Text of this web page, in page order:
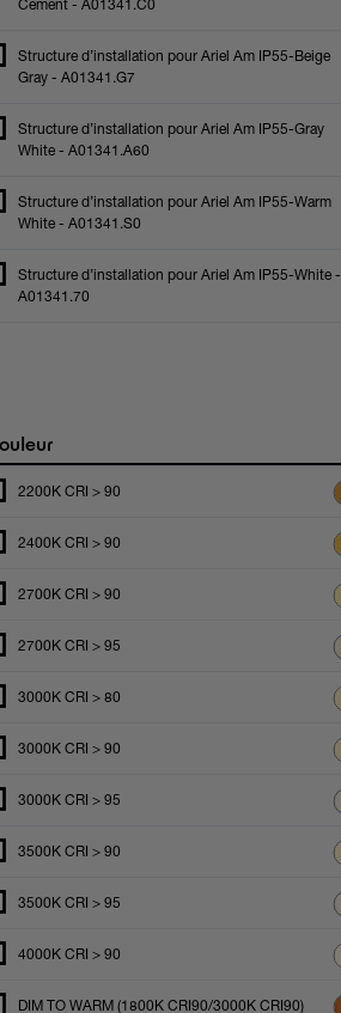
Cement - A01341.C0
Structure d’installation pour Ariel Am IP55-Beige
Gray - A01341.G7
Structure d’installation pour Ariel Am IP55-Gray
White - A01341.A60
Structure d’installation pour Ariel Am IP55-Warm
White - A01341.S0
Structure d’installation pour Ariel Am IP55-White -
A01341.70
2200K CRI > 90
2400K CRI > 90
2700K CRI > 90
2700K CRI > 95
3000K CRI > 80
3000K CRI > 90
3000K CRI > 95
3500K CRI > 90
3500K CRI > 95
4000K CRI > 90
DIM TO WARM (1800K CRI90/3000K CRI90)